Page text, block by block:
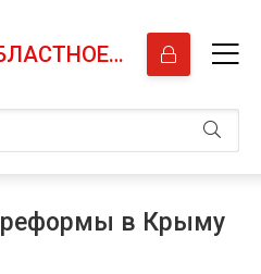
ТВЕРСКОЕ ОБЛАСТНОЕ ОТДЕЛЕНИЕ КПРФ
реформы в Крыму